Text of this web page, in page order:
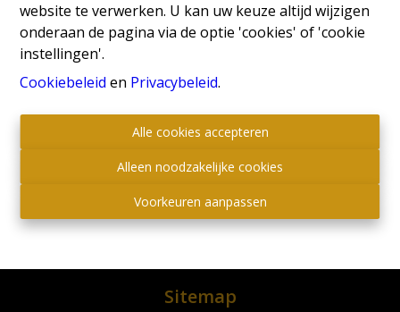
website te verwerken. U kan uw keuze altijd wijzigen
onderaan de pagina via de optie 'cookies' of 'cookie
instellingen'.
Cookiebeleid en Privacybeleid.
Alle cookies accepteren
Alleen noodzakelijke cookies
Voorkeuren aanpassen
Contact
Koning Albertlaan 13a
089/25.37.72
info@goyenssegersvastgoed.be
Sitemap